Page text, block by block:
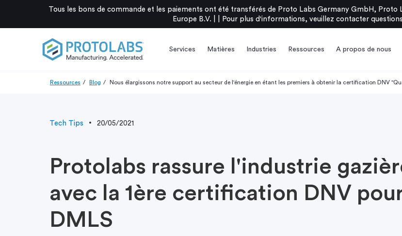
Tous les bons de commande et les paiements ont été transférés de Proto Labs Germany GmbH, Proto
Europe B.V. |
Pour plus d'informations, veuillez contacter
Services Matières Industries Ressources A propos de nous
Ressources Blog Nous élargissons notre support au secteur de l'énergie en étant les premiers à obtenir la certification DNV
Tech Tips 20/05/2021
Protolabs rassure l'industrie
avec la 1ère certification DNV
DMLS